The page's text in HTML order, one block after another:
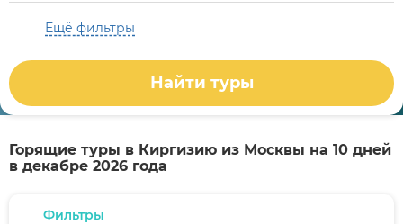
Ещё фильтры
Найти туры
Горящие туры в Киргизию из Москвы на 10 дней
в декабре 2026 года
Фильтры